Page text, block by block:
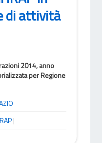
di attività
2014, anno
per Regione
|